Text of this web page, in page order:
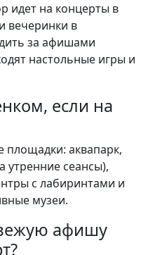
идет на концерты в
вечеринки в
за афишами
настольные игры и
если на
аквапарк,
утренние сеансы),
с лабиринтами и
музеи.
афишу